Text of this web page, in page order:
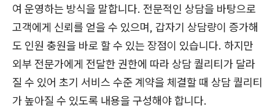
여 운영하는 방식을 말합니다. 전문적인 상담을 바탕으로
고객에게 신뢰를 얻을 수 있으며, 갑자기 상담량이 증가해
도 인원 충원을 바로 할 수 있는 장점이 있습니다. 하지만
외부 전문가에게 전달한 권한에 따라 상담 퀄리티가 달라
질 수 있어 초기 서비스 수준 계약을 체결할 때 상담 퀄리티
가 높아질 수 있도록 내용을 구성해야 합니다.